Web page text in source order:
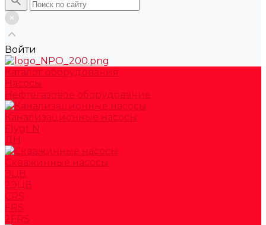
Войти
Каталог оборудования
Насосы
Нефтегазовое оборудование
Канализационные насосы
Flygt N
ДН
Скважинные насосы
ЭЦВ
2ЭЦВ
CRS
FRS
2FRS